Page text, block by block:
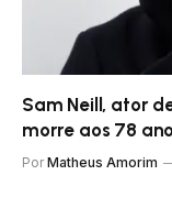
Sam Neill, ator
morre aos 78
Por Matheus Amorim